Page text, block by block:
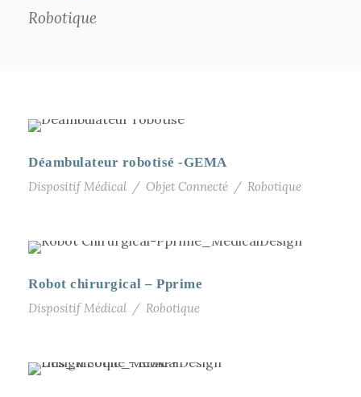
Robotique
Déambulateur robotisé -GEMA
Dispositif Médical / Objet Connecté / Robotique
Robot chirurgical – Pprime
Dispositif Médical / Robotique